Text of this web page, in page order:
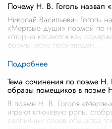
Почему Н. В. Гоголь назвал
Николай Васильевич Гоголь
«Мёртвые души» поэмой по
которые касаются как
формы этого произведен
Тема сочинения по поэме Н.
образы помещиков в поэме
В поэме Н. В. Гоголя
играют ключевую роль,
различных слоев общества